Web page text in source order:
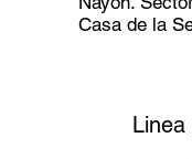
Casa de la